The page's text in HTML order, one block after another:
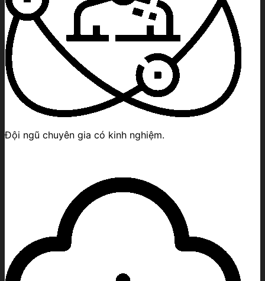
Đội ngũ chuyên gia có kinh nghiệm.